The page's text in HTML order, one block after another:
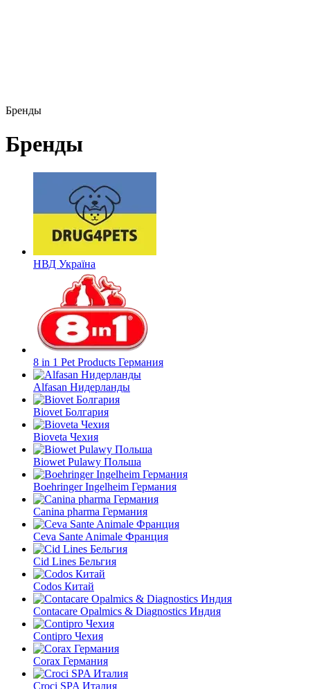
Бренды
Бренды
НВД Україна
8 in 1 Pet Products Германия
Alfasan Нидерланды
Biovet Болгария
Bioveta Чехия
Biowet Pulawy Польша
Boehringer Ingelheim Германия
Canina pharma Германия
Ceva Sante Animale Франция
Cid Lines Бельгия
Codos Китай
Contacare Opalmics & Diagnostics Индия
Contipro Чехия
Corax Германия
Croci SPA Италия